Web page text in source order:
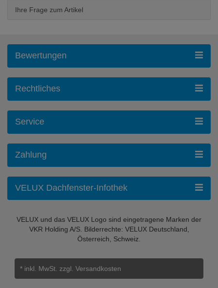
Ihre Frage zum Artikel
Bewertungen
Rechtliches
Service
Zahlung
VELUX Dachfenster-Infothek
VELUX und das VELUX Logo sind eingetragene Marken der
VKR Holding A/S. Bilderrechte: VELUX Deutschland,
Österreich, Schweiz.
* inkl. MwSt. zzgl. Versandkosten